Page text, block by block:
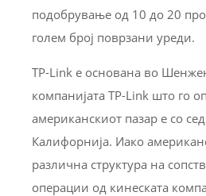
подобрување од 10 до 20
голем број поврзани уреди.
TP-Link е основана во
компанијата TP-Link што го
американскиот пазар е со
Калифорнија. Иако
различна структура на
операции од кинеската